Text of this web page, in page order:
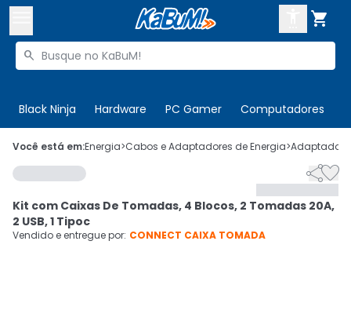

Buscar produtos

Black Ninja Hardware PC Gamer Computadores
 Olá. Acesse sua conta
 Departamentos
Cupons
CADASTRE-SE
Você está em:Energia>Cabos e Adaptadores de Energia>

Kit com Caixas De Tomadas, 4 Blocos, 2 Tomadas 20A,
2 USB, 1 Tipoc
Vendido e entregue por: CONNECT CAIXA TOMADA